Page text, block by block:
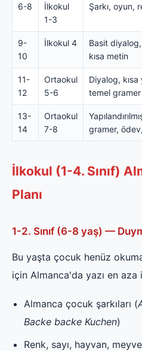
6-8
İlkokul
1-3
Şarkı, oyun,
9-
10
İlkokul 4
Basit
kısa metin
11-
12
Ortaokul
5-6
Diyalog, kısa
temel gramer
13-
14
Ortaokul
7-8
gramer,
İlkokul (1-4. Sınıf)
Planı
1-2. Sınıf (6-8 yaş) —
Bu yaşta çocuk henüz
için Almanca'da yazı en
Almanca çocuk şarkıları (
Backe backe Kuchen)
Renk, sayı, hayvan,